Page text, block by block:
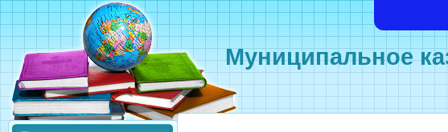
Муниципальное